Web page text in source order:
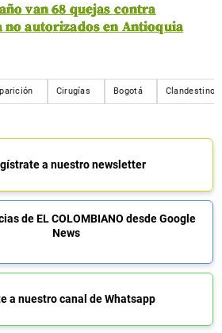
van 68 quejas contra
no autorizados en Antioquia
Cirugías Bogotá Clandestino
a nuestro newsletter
de EL COLOMBIANO desde Google
News
a nuestro canal de Whatsapp